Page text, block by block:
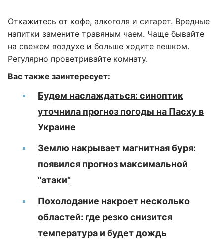
Откажитесь от кофе, алкоголя и сигарет. Вредные
напитки замените травяным чаем. Чаще бывайте
на свежем воздухе и больше ходите пешком.
Регулярно проветривайте комнату.
Вас также заинтересует:
Будем наслаждаться: синоптик
уточнила прогноз погоды на Пасху в
Украине
Землю накрывает магнитная буря:
появился прогноз максимальной
"атаки"
Похолодание накроет несколько
областей: где резко снизится
температура и будет дождь